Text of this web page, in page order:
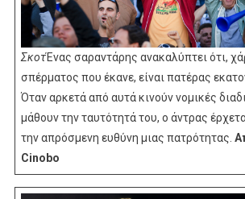
ΣκοτΈνας σαραντάρης ανακαλύπτει ότι,
σπέρματος που έκανε, είναι πατέρας
Όταν αρκετά από αυτά κινούν νομικές
μάθουν την ταυτότητά του, ο άντρας
την απρόσμενη ευθύνη μιας πατρότητας.
Cinobo